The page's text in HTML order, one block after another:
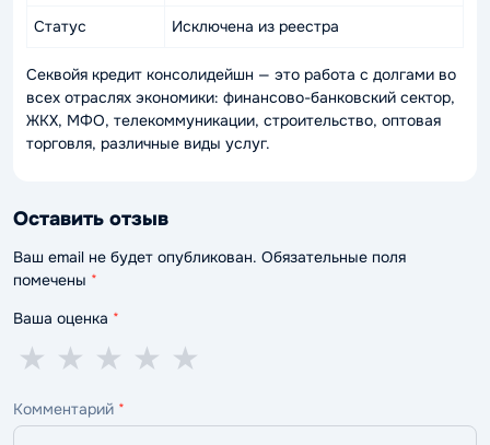
Статус Исключена из реестра
Секвойя кредит консолидейшн — это работа с долгами во
всех отраслях экономики: финансово-банковский сектор,
ЖКХ, МФО, телекоммуникации, строительство, оптовая
торговля, различные виды услуг.
Оставить отзыв
Ваш email не будет опубликован. Обязательные поля
помечены *
Ваша оценка *
5
—
★
4
—
★
3
—
★
2
—
★
1
—
★
Комментарий *